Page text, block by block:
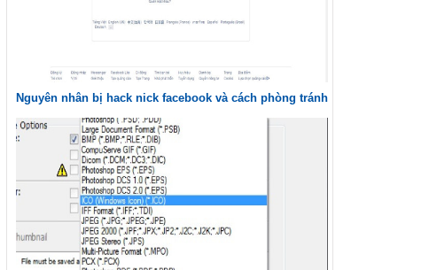
Nguyên nhân bị hack nick facebook và cách phòng tránh